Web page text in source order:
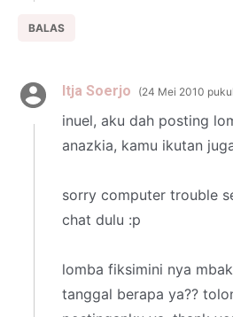
BALAS
Itja Soerjo 24 Mei 2010
inuel, aku dah posting
anazkia, kamu ikutan
sorry computer trouble
chat dulu :p
lomba fiksimini nya
tanggal berapa ya??